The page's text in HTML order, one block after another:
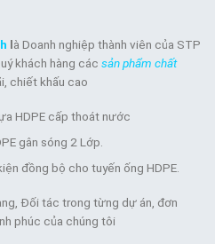
là Doanh nghiệp thành viên của STP
khách hàng các sản phẩm chất
chiết khấu cao
HDPE cấp thoát nước
gân sóng 2 Lớp.
đồng bộ cho tuyến ống HDPE.
Đối tác trong từng dự án, đơn
phúc của chúng tôi